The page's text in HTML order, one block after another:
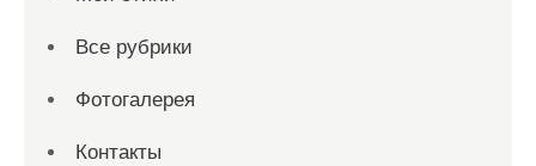
Все рубрики
Фотогалерея
Контакты